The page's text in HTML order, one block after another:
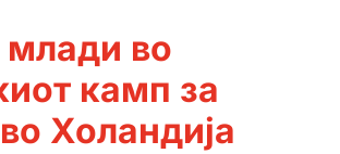
во
камп за
Холандија